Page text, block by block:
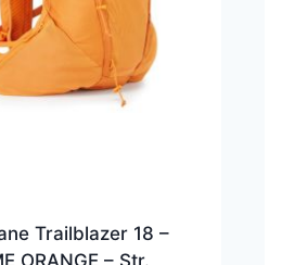
Trailblazer 18 –
ORANGE – Str.